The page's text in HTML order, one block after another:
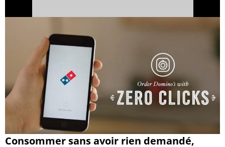
Consommer sans avoir rien demandé,